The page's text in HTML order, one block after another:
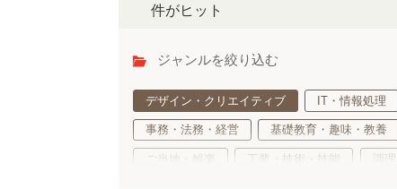
0件がヒット
ジャンルを絞り込む
デザイン・クリエイティブ IT・情報処理
事務・法務・経営 基礎教育・趣味・教養
ご当地・娯楽 工業・技術・技能 調